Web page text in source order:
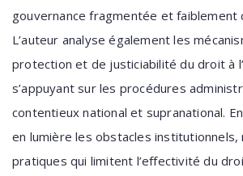
gouvernance fragmentée et faiblement
L’auteur analyse également les
protection et de justiciabilité du droit à
s’appuyant sur les procédures
contentieux national et supranational.
en lumière les obstacles
pratiques qui limitent l’effectivité du